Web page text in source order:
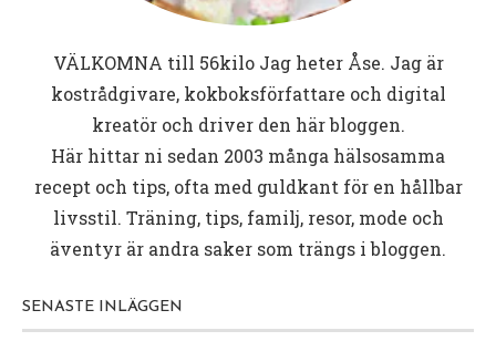
VÄLKOMNA till 56kiloJag heter Åse. Jag är
kostrådgivare, kokboksförfattare och digital
kreatör och driver den här bloggen.
Här hittar ni sedan 2003 många hälsosamma
recept och tips, ofta med guldkant för en hållbar
livsstil. Träning, tips, familj, resor, mode och
äventyr är andra saker som trängs i bloggen.
SENASTE INLÄGGEN